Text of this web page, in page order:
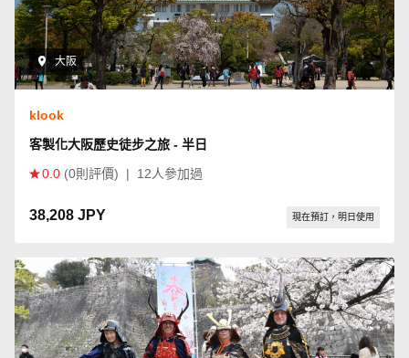
大阪
klook
客製化大阪歷史徒步之旅 - 半日
0.0 (0則評價) | 12人參加過
38,208 JPY 現在預訂，明日使用